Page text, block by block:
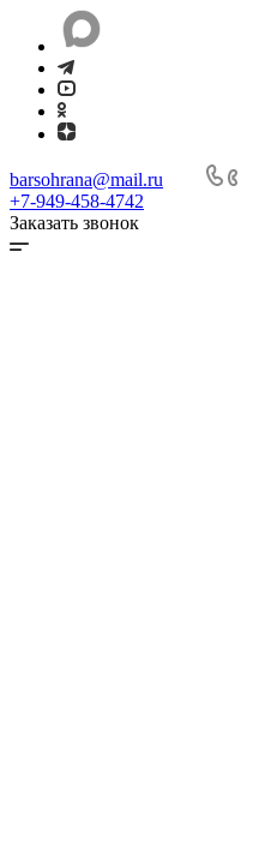
barsohrana@mail.ru
+7-949-458-4742
Заказать звонок